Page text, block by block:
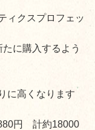
ィクスプロフェッ
に購入するよう
に高くなります
円 計約18000